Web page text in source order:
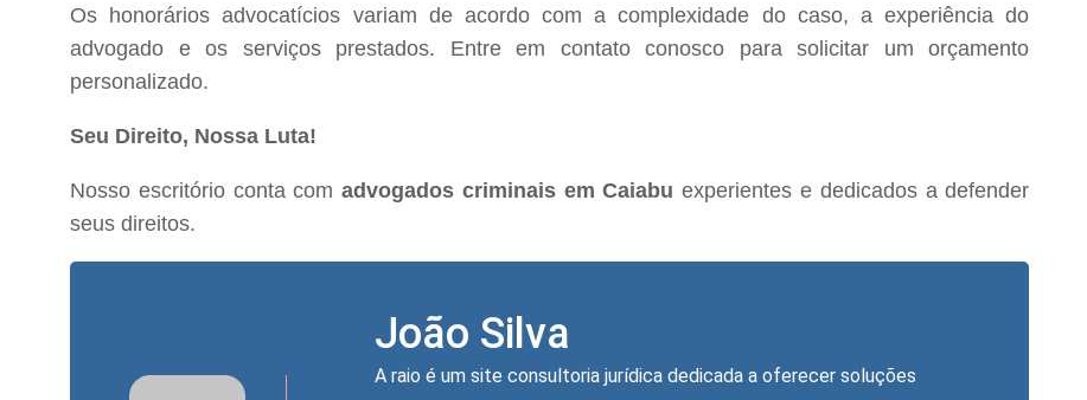
Os honorários advocatícios variam de acordo com a complexidade do caso, a experiência do
advogado e os serviços prestados. Entre em contato conosco para solicitar um orçamento
personalizado.
Seu Direito, Nossa Luta!
Nosso escritório conta comadvogados criminais em Caiabu experientes e dedicados a defender
seus direitos.
João Silva
A raio é um site consultoria jurídica dedicada a oferecer soluções